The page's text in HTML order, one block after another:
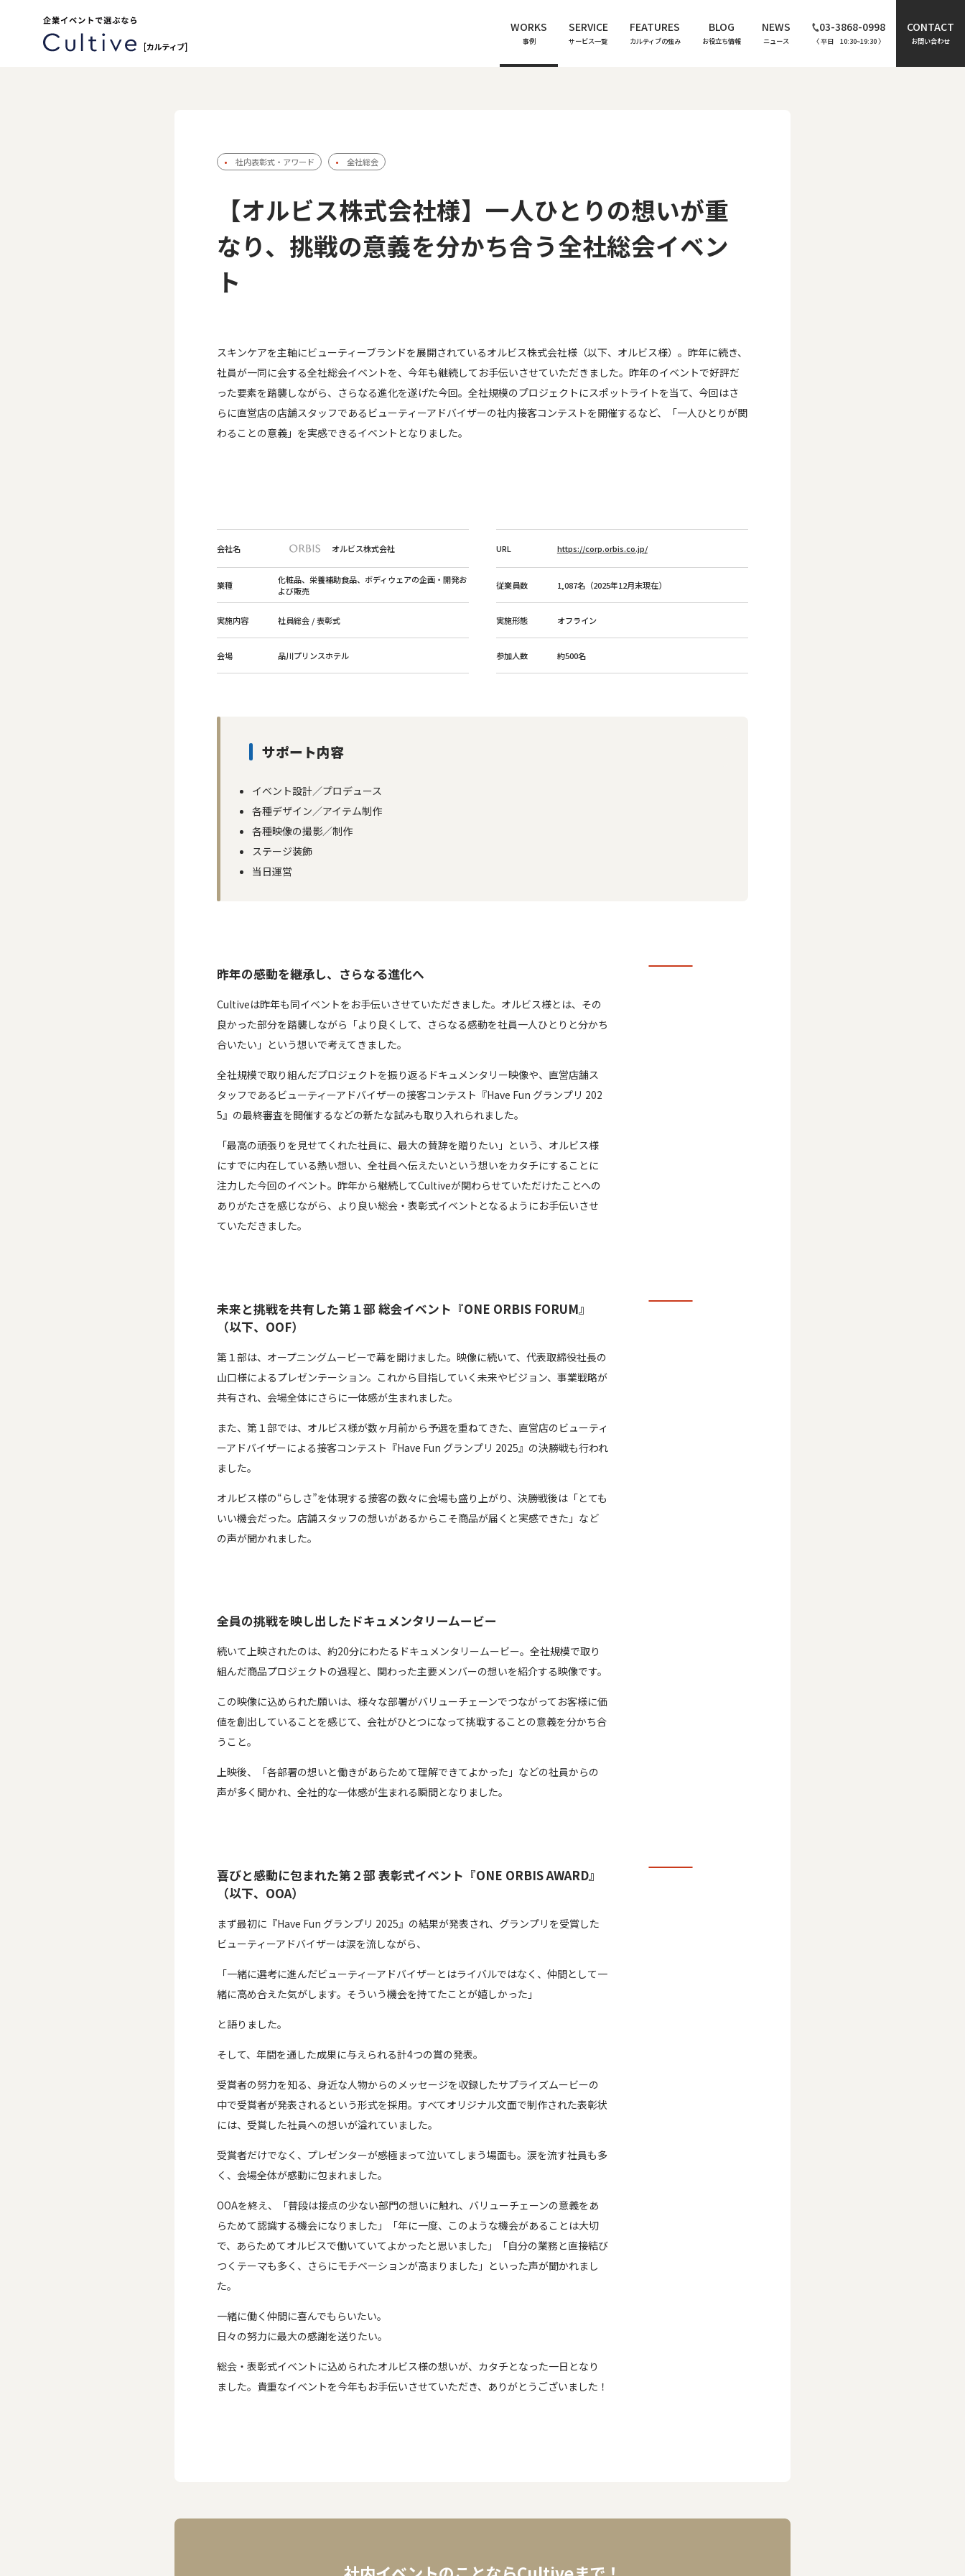
WORKS
事例
SERVICE
サービス一覧
FEATURES
カルティブの強み
BLOG
お役立ち情報
NEWS
ニュース
03-3868-0998
〈 平日 10:30~19:30 〉
CONTACT
お問い合わせ
社内表彰式・アワード 全社総会
【オルビス株式会社様】一人ひとりの想いが重
なり、挑戦の意義を分かち合う全社総会イベン
ト
スキンケアを主軸にビューティーブランドを展開されているオルビス株式会社様（以下、オルビス様）。昨年に続き、
社員が一同に会する全社総会イベントを、今年も継続してお手伝いさせていただきました。昨年のイベントで好評だ
った要素を踏襲しながら、さらなる進化を遂げた今回。全社規模のプロジェクトにスポットライトを当て、今回はさ
らに直営店の店舗スタッフであるビューティーアドバイザーの社内接客コンテストを開催するなど、「一人ひとりが関
わることの意義」を実感できるイベントとなりました。
会社名 オルビス株式会社 URL https://corp.orbis.co.jp/
業種
化粧品、栄養補助食品、ボディウェアの企画・開発お
よび販売
従業員数 1,087名（2025年12月末現在）
実施内容 社員総会 / 表彰式 実施形態 オフライン
会場 品川プリンスホテル 参加人数 約500名
サポート内容
イベント設計／プロデュース
各種デザイン／アイテム制作
各種映像の撮影／制作
ステージ装飾
当日運営
昨年の感動を継承し、さらなる進化へ
Cultiveは昨年も同イベントをお手伝いさせていただきました。オルビス様とは、その
良かった部分を踏襲しながら「より良くして、さらなる感動を社員一人ひとりと分かち
合いたい」という想いで考えてきました。
全社規模で取り組んだプロジェクトを振り返るドキュメンタリー映像や、直営店舗ス
タッフであるビューティーアドバイザーの接客コンテスト『Have Fun グランプリ 202
5』の最終審査を開催するなどの新たな試みも取り入れられました。
「最高の頑張りを見せてくれた社員に、最大の賛辞を贈りたい」という、オルビス様
にすでに内在している熱い想い、全社員へ伝えたいという想いをカタチにすることに
注力した今回のイベント。昨年から継続してCultiveが関わらせていただけたことへの
ありがたさを感じながら、より良い総会・表彰式イベントとなるようにお手伝いさせ
ていただきました。
未来と挑戦を共有した第１部 総会イベント『ONE ORBIS FORUM』
（以下、OOF）
第１部は、オープニングムービーで幕を開けました。映像に続いて、代表取締役社長の
山口様によるプレゼンテーション。これから目指していく未来やビジョン、事業戦略が
共有され、会場全体にさらに一体感が生まれました。
また、第１部では、オルビス様が数ヶ月前から予選を重ねてきた、直営店のビューティ
ーアドバイザーによる接客コンテスト『Have Fun グランプリ 2025』の決勝戦も行われ
ました。
オルビス様の“らしさ”を体現する接客の数々に会場も盛り上がり、決勝戦後は「とても
いい機会だった。店舗スタッフの想いがあるからこそ商品が届くと実感できた」など
の声が聞かれました。
全員の挑戦を映し出したドキュメンタリームービー
続いて上映されたのは、約20分にわたるドキュメンタリームービー。全社規模で取り
組んだ商品プロジェクトの過程と、関わった主要メンバーの想いを紹介する映像です。
この映像に込められた願いは、様々な部署がバリューチェーンでつながってお客様に価
値を創出していることを感じて、会社がひとつになって挑戦することの意義を分かち合
うこと。
上映後、「各部署の想いと働きがあらためて理解できてよかった」などの社員からの
声が多く聞かれ、全社的な一体感が生まれる瞬間となりました。
喜びと感動に包まれた第２部 表彰式イベント『ONE ORBIS AWARD』
（以下、OOA）
まず最初に『Have Fun グランプリ 2025』の結果が発表され、グランプリを受賞した
ビューティーアドバイザーは涙を流しながら、
「一緒に選考に進んだビューティーアドバイザーとはライバルではなく、仲間として一
緒に高め合えた気がします。そういう機会を持てたことが嬉しかった」
と語りました。
そして、年間を通した成果に与えられる計4つの賞の発表。
受賞者の努力を知る、身近な人物からのメッセージを収録したサプライズムービーの
中で受賞者が発表されるという形式を採用。すべてオリジナル文面で制作された表彰状
には、受賞した社員への想いが溢れていました。
受賞者だけでなく、プレゼンターが感極まって泣いてしまう場面も。涙を流す社員も多
く、会場全体が感動に包まれました。
OOAを終え、「普段は接点の少ない部門の想いに触れ、バリューチェーンの意義をあ
らためて認識する機会になりました」「年に一度、このような機会があることは大切
で、あらためてオルビスで働いていてよかったと思いました」「自分の業務と直接結び
つくテーマも多く、さらにモチベーションが高まりました」といった声が聞かれまし
た。
一緒に働く仲間に喜んでもらいたい。
日々の努力に最大の感謝を送りたい。
総会・表彰式イベントに込められたオルビス様の想いが、カタチとなった一日となり
ました。貴重なイベントを今年もお手伝いさせていただき、ありがとうございました！